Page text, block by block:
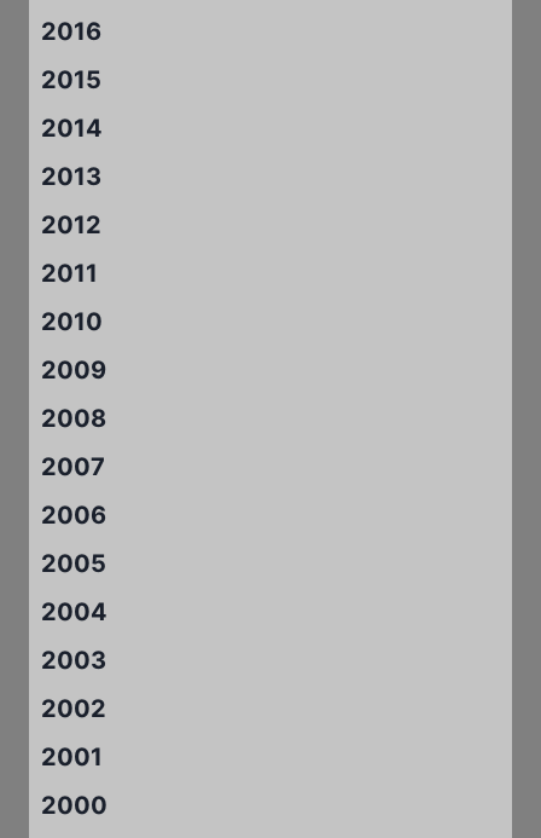
2016
2015
2014
2013
2012
2011
2010
2009
2008
2007
2006
2005
2004
2003
2002
2001
2000